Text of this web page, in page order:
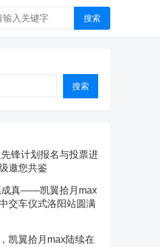
搜索
搜索
锋计划报名与投票进
邀您共鉴
成真——凯翼拾月max
交车仪式洛阳站圆满
凯翼拾月max陆续在